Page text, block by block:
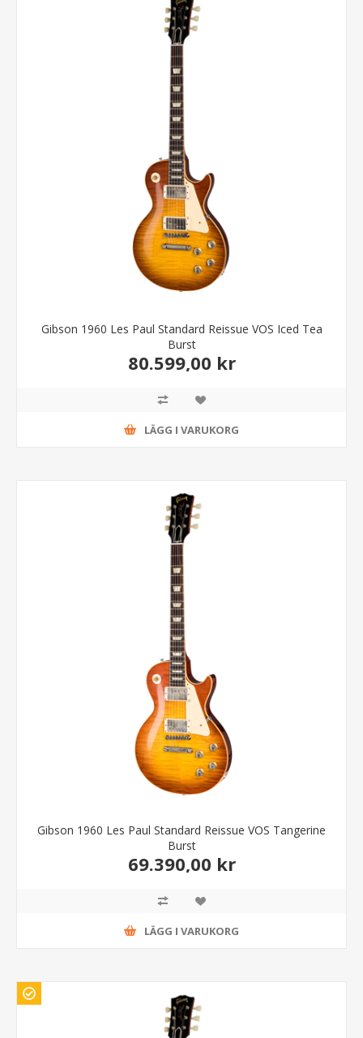
Gibson 1960 Les Paul Standard Reissue VOS Iced Tea
Burst
80.599,00 kr
LÄGG I VARUKORG
Gibson 1960 Les Paul Standard Reissue VOS Tangerine
Burst
69.390,00 kr
LÄGG I VARUKORG